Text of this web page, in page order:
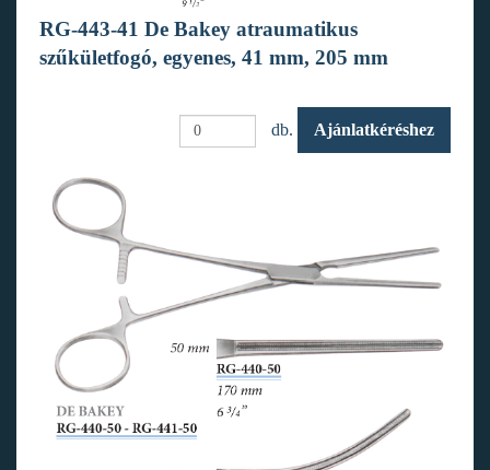
RG-443-41 De Bakey atraumatikus
szűkületfogó, egyenes, 41 mm, 205 mm
db. Ajánlatkéréshez